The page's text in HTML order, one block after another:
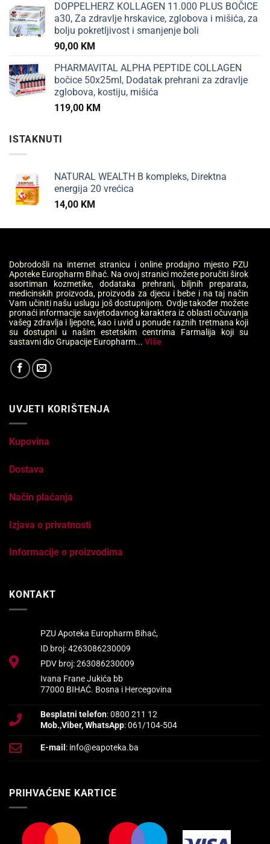
DOPPELHERZ KOLLAGEN 11.000 PLUS BOČICE
a30, Za zdravlje hrskavice, zglobova i mišića, za
bolju pokretljivost i smanjenje boli
90,00 KM
PHARMAVITAL ALPHA PEPTIDE COLLAGEN
bočice 50x25ml, Dodatak prehrani za zdravlje
zglobova, kostiju, mišića
119,00 KM
ISTAKNUTI
NATURAL WEALTH B kompleks, Direktna
energija 20 vrećica
14,00 KM
Dobrodošli na internet stranicu i online prodajno mjesto PZU
Apoteke Europharm Bihać. Na ovoj stranici možete poručiti širok
asortiman kozmetike, dodataka prehrani, biljnih preparata,
medicinskih proizvoda, proizvoda za djecu i bebe i na taj način
Vam učiniti našu uslugu još dostupnijom. Ovdje također možete
pronaći informacije savjetodavnog karaktera iz oblasti očuvanja
vašeg zdravlja i ljepote, kao i uvid u ponude raznih tretmana koji
su dostupni u našim estetskim centrima Farmalija koji su
sastavni dio Grupacije Europharm... Više
UVJETI KORIŠTENJA
Kupovina
Dostava
Način plaćanja
Izjava o privatnosti
Informacije o proizvodima
KONTAKT
PZU Apoteka Europharm Bihać,
ID broj: 4263086230009
PDV broj: 263086230009
Ivana Frane Jukića bb
77000 BIHAĆ. Bosna i Hercegovina
Besplatni telefon: 0800 211 12
Mob.,Viber, WhatsApp: 061/104-504
E-mail : info@eapoteka.ba
PRIHVAĆENE KARTICE